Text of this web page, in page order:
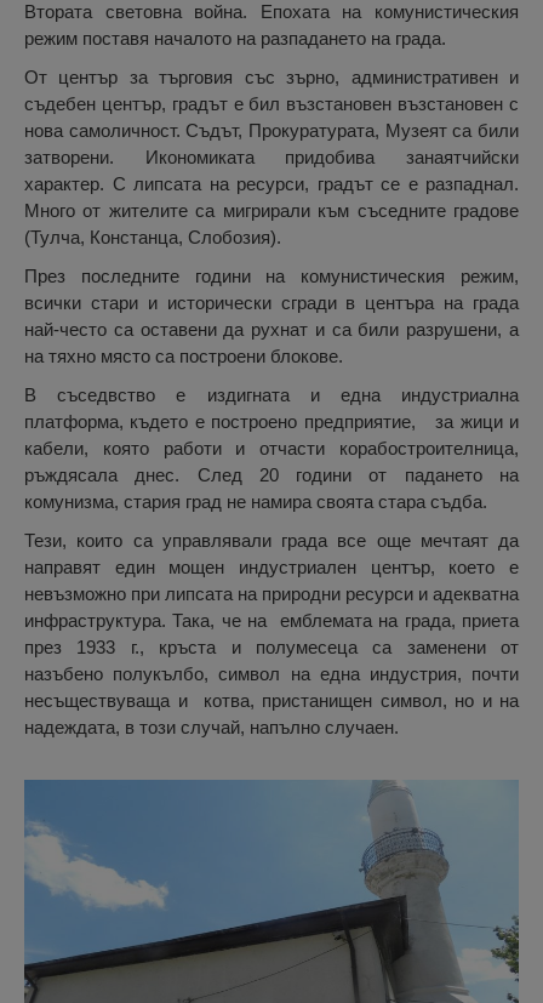
Втората световна война. Епохата на комунистическия
режим поставя началото на разпадането на града.
От център за търговия със зърно, административен и
съдебен център, градът е бил възстановен възстановен с
нова самоличност. Съдът, Прокуратурата, Музеят са били
затворени. Икономиката придобива занаятчийски
характер. С липсата на ресурси, градът се е разпаднал.
Много от жителите са мигрирали към съседните градове
(Тулча, Констанца, Слобозия).
През последните години на комунистическия режим,
всички стари и исторически сгради в центъра на града
най-често са оставени да рухнат и са били разрушени, а
на тяхно място са построени блокове.
В съседвство е издигната и една индустриална
платформа, където е построено предприятие, за жици и
кабели, която работи и отчасти корабостроителница,
ръждясала днес. След 20 години от падането на
комунизма, стария град не намира своята стара съдба.
Тези, които са управлявали града все още мечтаят да
направят един мощен индустриален център, което е
невъзможно при липсата на природни ресурси и адекватна
инфраструктура. Така, че на емблемата на града, приета
през 1933 г., кръста и полумесеца са заменени от
назъбено полукълбо, символ на една индустрия, почти
несъществуваща и котва, пристанищен символ, но и на
надеждата, в този случай, напълно случаен.